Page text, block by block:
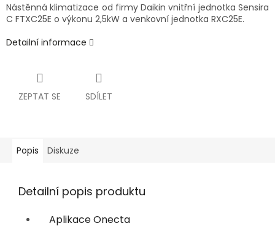
Nástěnná klimatizace od firmy Daikin vnitřní jednotka Sensira
C FTXC25E o výkonu 2,5kW a venkovní jednotka RXC25E.
Detailní informace
ZEPTAT SE SDÍLET
Popis Diskuze
Detailní popis produktu
Aplikace Onecta